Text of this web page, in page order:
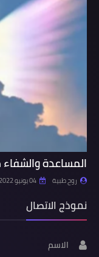
المساعدة
روح طبية 04 يونيو 2022
نموذج الاتصال
الاسم